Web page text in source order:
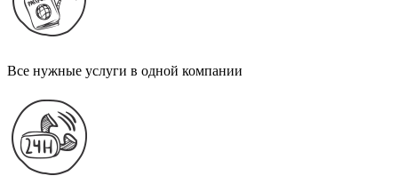
Все нужные услуги в одной компании